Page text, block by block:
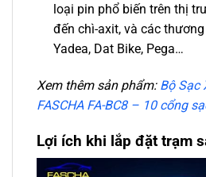
loại pin phổ biến trên thị
đến chì-axit, và các
Yadea, Dat Bike, Pega…
Xem thêm sản phẩm: Bộ Sạc
FASCHA FA-BC8 – 10 cổng
Lợi ích khi lắp đặt trạm